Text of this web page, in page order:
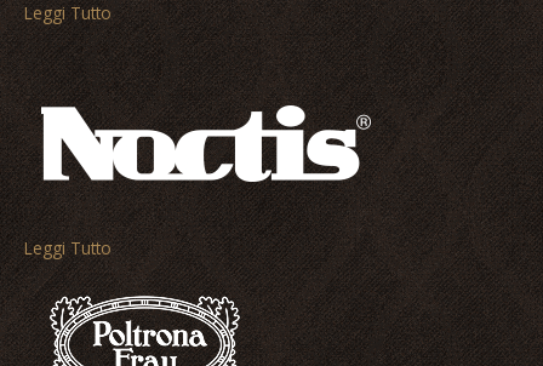
Leggi Tutto
Leggi Tutto